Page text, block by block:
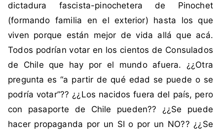
,
c
h
i
l
n
o
s
,
dictadura fascista-pinochetera de Pinochet
(formando familia en el exterior) hasta los que
viven porque están mejor de vida allá que acá.
Todos podrían votar en los cientos de Consulados
de Chile que hay por el mundo afuera. ¿¿Otra
pregunta es “a partir de qué edad se puede o se
podría votar”?? ¿¿Los nacidos fuera del país, pero
con pasaporte de Chile pueden?? ¿¿Se puede
hacer propaganda por un SI o por un NO?? ¿¿Se